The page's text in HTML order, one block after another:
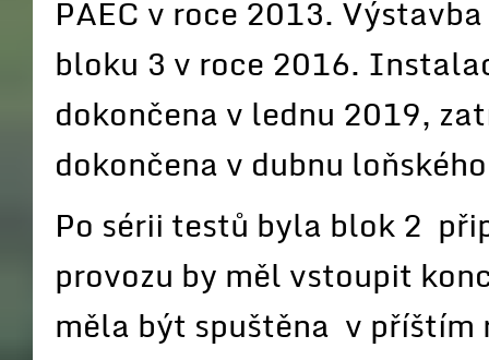
PAEC v roce 2013.
bloku 3 v roce 2016.
dokončena v lednu 2019,
dokončena v dubnu
Po sérii testů byla blok 2
provozu by měl vstoupit
měla být spuštěna v příštím